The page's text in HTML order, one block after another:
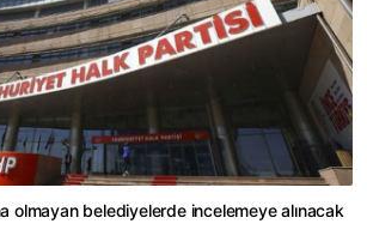
olmayan belediyelerde incelemeye alınacak